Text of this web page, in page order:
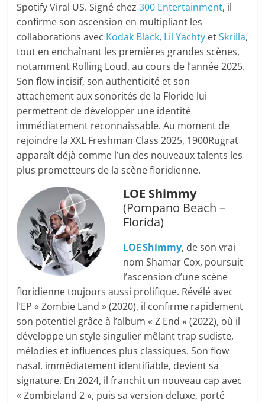
Spotify Viral US. Signé chez300 Entertainment, il
confirme son ascension en multipliant les
collaborations avec Kodak Black, Lil Yachty etSkrilla,
tout en enchaînant les premières grandes scènes,
notamment Rolling Loud, au cours de l’année 2025.
Son flow incisif, son authenticité et son
attachement aux sonorités de la Floride lui
permettent de développer une identité
immédiatement reconnaissable. Au moment de
rejoindre la XXL Freshman Class 2025, 1900Rugrat
apparaît déjà comme l’un des nouveaux talents les
plus prometteurs de la scène floridienne.
LOE Shimmy
(Pompano Beach –
Florida)
LOE Shimmy, de son vrai
nom Shamar Cox, poursuit
l’ascension d’une scène
floridienne toujours aussi prolifique. Révélé avec
l’EP « Zombie Land » (2020), il confirme rapidement
son potentiel grâce à l’album « Z End » (2022), où il
développe un style singulier mêlant trap sudiste,
mélodies et influences plus classiques. Son flow
nasal, immédiatement identifiable, devient sa
signature. En 2024, il franchit un nouveau cap avec
« Zombieland 2 », puis sa version deluxe, porté